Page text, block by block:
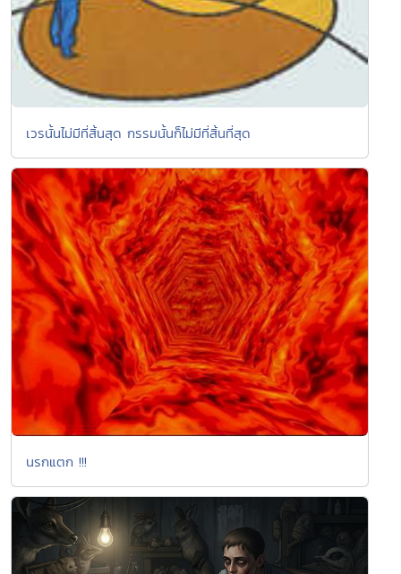
เวรนั้นไม่มีที่สิ้นสุด กรรมนั้นก็ไม่มีที่สิ้นที่สุด
นรกแตก !!!